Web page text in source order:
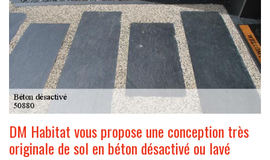
DM Habitat vous propose une conception très
originale de sol en béton désactivé ou lavé